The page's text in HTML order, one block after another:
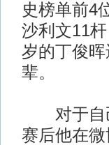
史榜单前4
沙利文11
岁的丁俊
辈。
对于自己
赛后他在